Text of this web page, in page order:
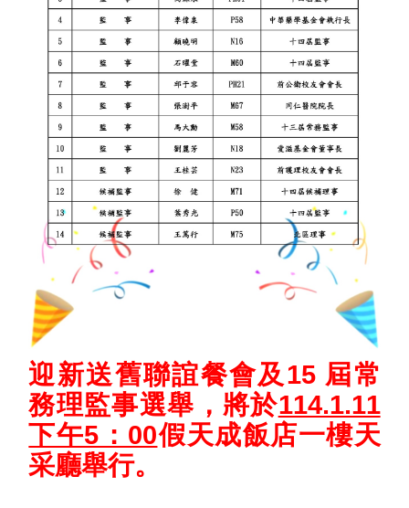
迎新送舊聯誼餐會及15 屆常
務理監事選舉，將於114.1.11
下午5：00假天成飯店一樓天
采廳舉行。